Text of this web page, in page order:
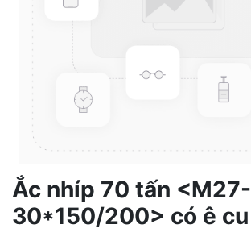
Ắc nhíp 70 tấn <M27-
30*150/200> có ê cu